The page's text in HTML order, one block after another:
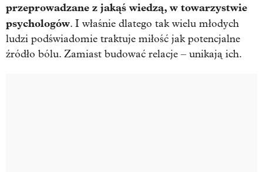
przeprowadzane z jakąś wiedzą, w towarzystwie
psychologów. I właśnie dlatego tak wielu młodych
ludzi podświadomie traktuje miłość jak potencjalne
źródło bólu. Zamiast budować relacje – unikają ich.